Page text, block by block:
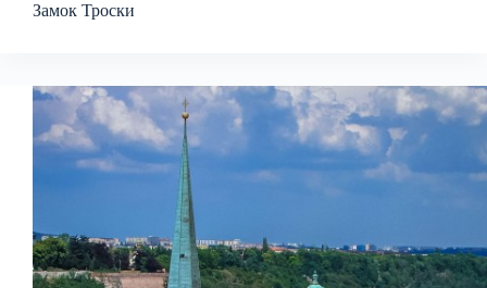
Замок Троски